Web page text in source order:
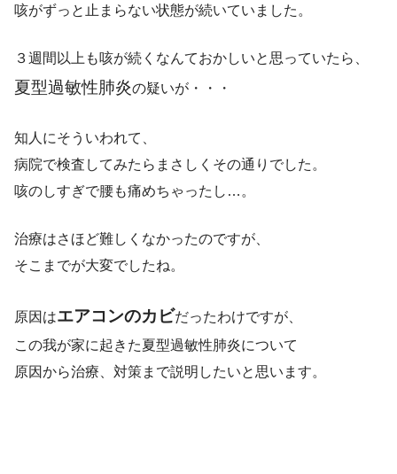
咳がずっと止まらない状態が続いていました。
３週間以上も咳が続くなんておかしいと思っていたら、
夏型過敏性肺炎の疑いが・・・
知人にそういわれて、
病院で検査してみたらまさしくその通りでした。
咳のしすぎで腰も痛めちゃったし…。
治療はさほど難しくなかったのですが、
そこまでが大変でしたね。
原因はエアコンのカビだったわけですが、
この我が家に起きた夏型過敏性肺炎について
原因から治療、対策まで説明したいと思います。